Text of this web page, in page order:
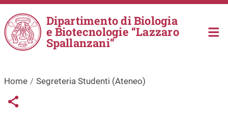
Salta al contenuto principale
Dipartimento di Biologia
e Biotecnologie “Lazzaro
Spallanzani”
Home Segreteria Studenti (Ateneo)
Links condivisione social
Share button